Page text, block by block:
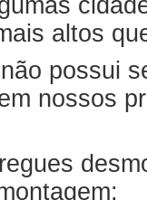
altos
possui
nossos